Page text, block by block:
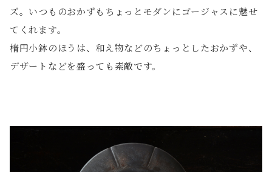
ズ。いつものおかずもちょっとモダンにゴージャスに魅せ
てくれます。
楕円小鉢のほうは、和え物などのちょっとしたおかずや、
デザートなどを盛っても素敵です。